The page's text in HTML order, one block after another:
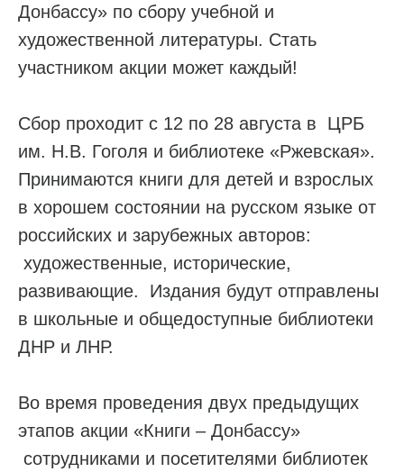
Донбассу» по сбору учебной и
художественной литературы. Стать
участником акции может каждый!
Сбор проходит с 12 по 28 августа в ЦРБ
им. Н.В. Гоголя и библиотеке «Ржевская».
Принимаются книги для детей и взрослых
в хорошем состоянии на русском языке от
российских и зарубежных авторов:
художественные, исторические,
развивающие. Издания будут отправлены
в школьные и общедоступные библиотеки
ДНР и ЛНР.
Во время проведения двух предыдущих
этапов акции «Книги – Донбассу»
сотрудниками и посетителями библиотек